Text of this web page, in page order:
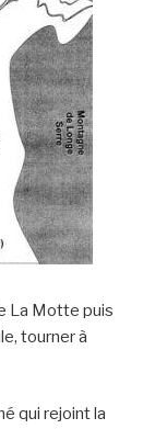
La Motte puis
tourner à
qui rejoint la